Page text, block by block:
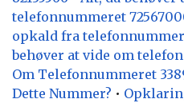
telefonnummeret
opkald fra
behøver at vide om
Om Telefonnummeret
Dette Nummer? •